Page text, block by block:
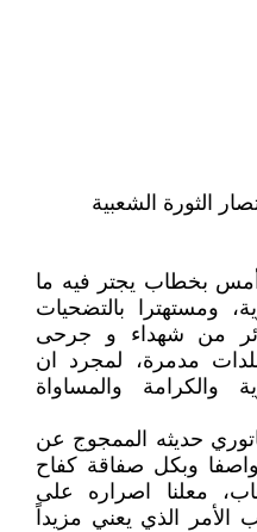
الثورة الشعبية
أمس بخطاب يجتر فيه ما
ومستهترا بالتضحيات
من شهداء و جرحى
مدمرة، لمجرد ان
والكرامة والمساواة
حديثه الممجوج عن
وبكل صفاقة كفاح
معلنا اصراره على
الذي يعني مزيداً